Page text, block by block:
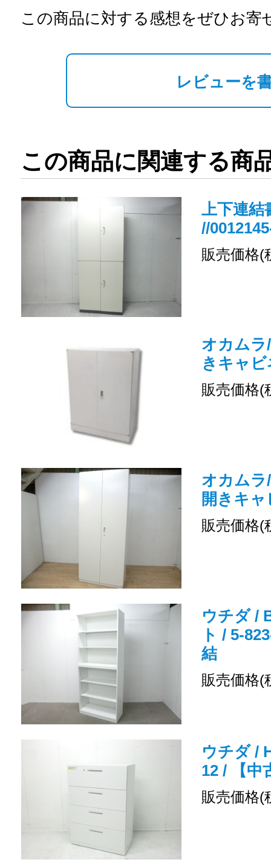
この商品に対する感想をぜひお寄
レビューを
この商品に関連する商
上下連結
//
販売価格(
オカムラ
きキャ
販売価格(
オカムラ
開きキ
販売価格(
ウチダ /
ト / 5-
結
販売価格(
ウチダ /
12 / 【中
販売価格(